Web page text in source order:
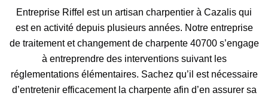
Entreprise Riffel est un artisan charpentier à Cazalis qui
est en activité depuis plusieurs années. Notre entreprise
de traitement et changement de charpente 40700 s’engage
à entreprendre des interventions suivant les
réglementations élémentaires. Sachez qu’il est nécessaire
d’entretenir efficacement la charpente afin d’en assurer sa